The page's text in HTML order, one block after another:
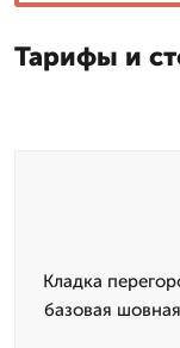
Тарифы и
Кладка
базовая